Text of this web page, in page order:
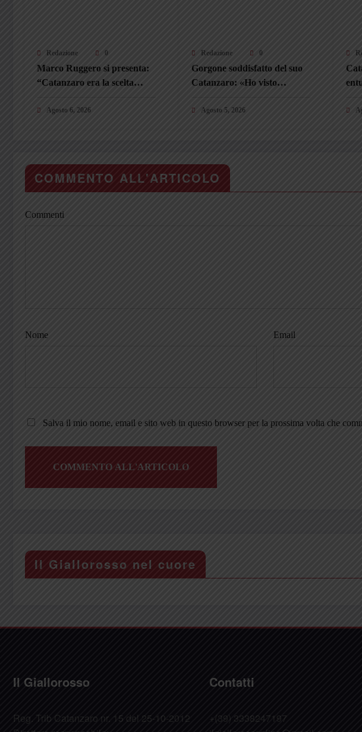
Redazione 0
Marco Ruggero si presenta:
“Catanzaro era la scelta
maglia”
Agosto 6, 2026
Redazione 0
Gorgone soddisfatto del suo
Catanzaro: «Ho visto
tifosi? Sono un valore
Agosto 5, 2026
COMMENTO ALL'ARTICOLO
Commenti
Nome Email
Salva il mio nome, email e sito web in questo browser per la prossima volta che
Il Giallorosso nel cuore
Il Giallorosso
Reg. Trib Catanzaro nr. 15 del 25-10-2012
Contatti
+(39) 3338247197